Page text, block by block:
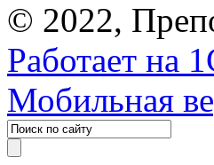
© 2022,
Работает на
Мобильная